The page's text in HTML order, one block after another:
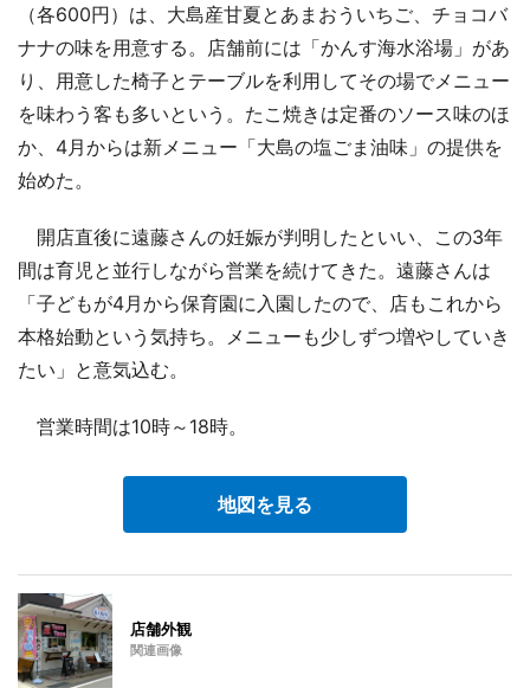
（各600円）は、大島産甘夏とあまおういちご、チョコバ
ナナの味を用意する。店舗前には「かんす海水浴場」があ
り、用意した椅子とテーブルを利用してその場でメニュー
を味わう客も多いという。たこ焼きは定番のソース味のほ
か、4月からは新メニュー「大島の塩ごま油味」の提供を
始めた。
開店直後に遠藤さんの妊娠が判明したといい、この3年
間は育児と並行しながら営業を続けてきた。遠藤さんは
「子どもが4月から保育園に入園したので、店もこれから
本格始動という気持ち。メニューも少しずつ増やしていき
たい」と意気込む。
営業時間は10時～18時。
地図を見る
店舗外観
関連画像